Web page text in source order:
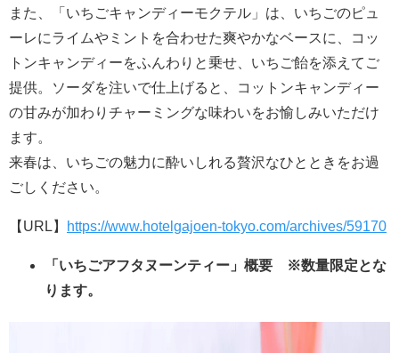
また、「いちごキャンディーモクテル」は、いちごのピュ
ーレにライムやミントを合わせた爽やかなベースに、コッ
トンキャンディーをふんわりと乗せ、いちご飴を添えてご
提供。ソーダを注いで仕上げると、コットンキャンディー
の甘みが加わりチャーミングな味わいをお愉しみいただけ
ます。
来春は、いちごの魅力に酔いしれる贅沢なひとときをお過
ごしください。
【URL】 https://www.hotelgajoen-tokyo.com/archives/59170
「いちごアフタヌーンティー」概要 ※数量限定とな
ります。